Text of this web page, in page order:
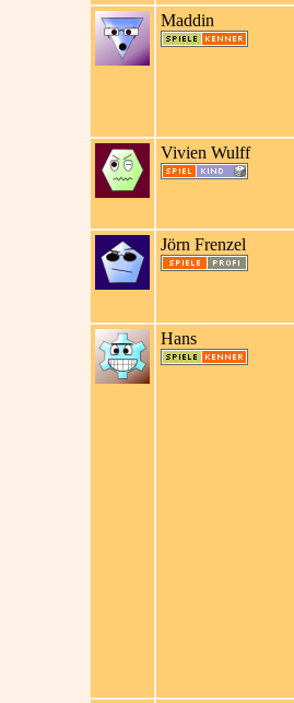
Maddin
Vivien Wulff
Jörn Frenzel
Hans